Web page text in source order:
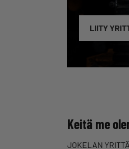
LIITY
Keitä me
JOKELAN